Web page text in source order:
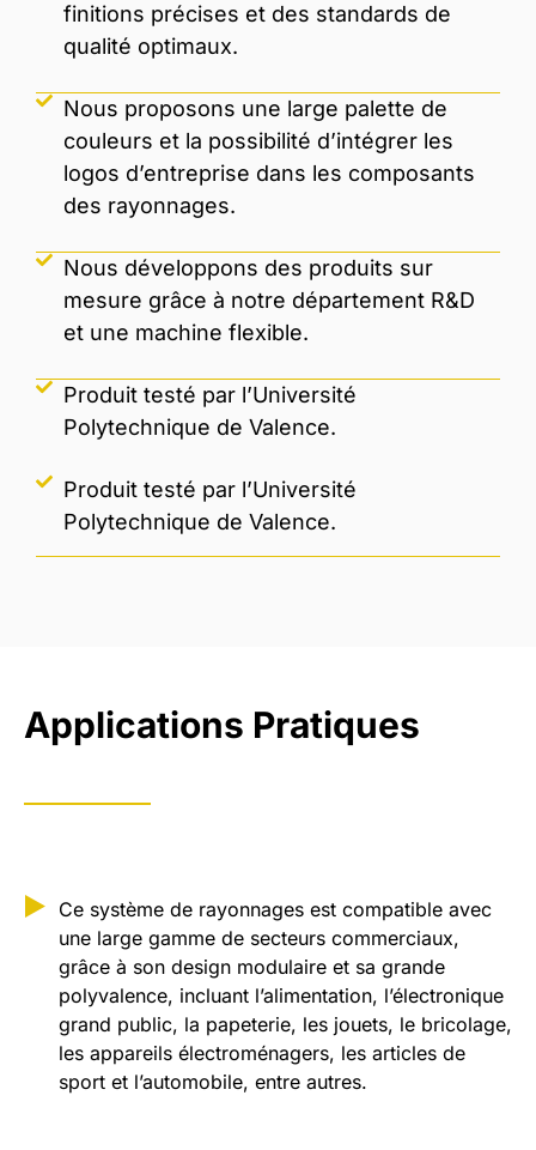
finitions précises et des standards de
qualité optimaux.
Nous proposons une large palette de
couleurs et la possibilité d’intégrer les
logos d’entreprise dans les composants
des rayonnages.
Nous développons des produits sur
mesure grâce à notre département R&D
et une machine flexible.
Produit testé par l’Université
Polytechnique de Valence.
Produit testé par l’Université
Polytechnique de Valence.
Applications Pratiques
Ce système de rayonnages est compatible avec
une large gamme de secteurs commerciaux,
grâce à son design modulaire et sa grande
polyvalence, incluant l’alimentation, l’électronique
grand public, la papeterie, les jouets, le bricolage,
les appareils électroménagers, les articles de
sport et l’automobile, entre autres.